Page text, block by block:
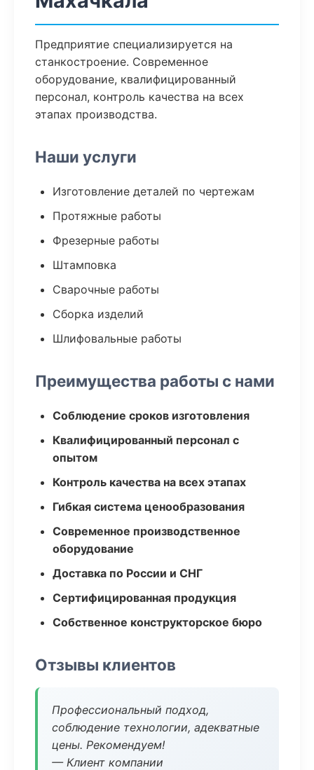
Предприятие специализируется на
станкостроение. Современное
оборудование, квалифицированный
персонал, контроль качества на всех
этапах производства.
Наши услуги
Изготовление деталей по чертежам
Протяжные работы
Фрезерные работы
Штамповка
Сварочные работы
Сборка изделий
Шлифовальные работы
Преимущества работы с нами
Соблюдение сроков изготовления
Квалифицированный персонал с
опытом
Контроль качества на всех этапах
Гибкая система ценообразования
Современное производственное
оборудование
Доставка по России и СНГ
Сертифицированная продукция
Собственное конструкторское бюро
Отзывы клиентов
Профессиональный подход,
соблюдение технологии, адекватные
цены. Рекомендуем!
— Клиент компании